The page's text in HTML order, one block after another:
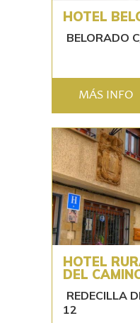
HOTEL
BELORADO
MÁS INFO
HOTEL
DEL
REDECILLA
12